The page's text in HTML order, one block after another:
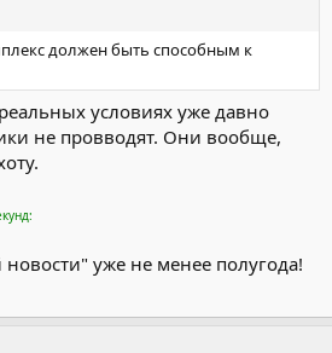
должен быть способным к
условиях уже давно
не провводят. Они вообще,
уже не менее полугода!